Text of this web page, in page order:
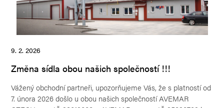
9. 2. 2026
Změna sídla obou našich společností !!!
Vážený obchodní partneři, upozorňujeme Vás, že s platností od
7. února 2026 došlo u obou našich společností AVEMAR